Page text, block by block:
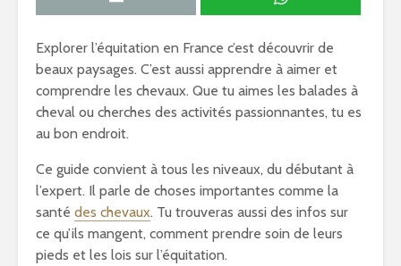
Explorer l’équitation en France c’est découvrir de
beaux paysages. C’est aussi apprendre à aimer et
comprendre les chevaux. Que tu aimes les balades à
cheval ou cherches des activités passionnantes, tu es
au bon endroit.
Ce guide convient à tous les niveaux, du débutant à
l’expert. Il parle de choses importantes comme la
santé des chevaux. Tu trouveras aussi des infos sur
ce qu’ils mangent, comment prendre soin de leurs
pieds et les lois sur l’équitation.